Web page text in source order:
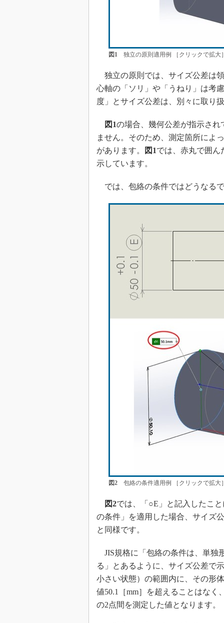
図1独立の原則適用例 ［クリックで拡大
独立の原則では、サイズ公差は
心軸の「ソリ」や「うねり」は考
度」とサイズ公差は、別々に取り
図1の場合、幾何公差が指示さ
ません。そのため、測定箇所によ
があります。
図1では、赤丸で囲ん
示しています。
では、包絡の条件ではどうなる
図2包絡の条件適用例 ［クリックで拡大
図2では、「○E」と記入したこ
の条件」を適用した場合、サイズ
と同様です。
JIS規格に「包絡の条件は、単独
る」とあるように、サイズ公差で
小さい状態）の範囲内に、その形
値50.1［mm］を超えることはなく
の2点間を測定した値となります。